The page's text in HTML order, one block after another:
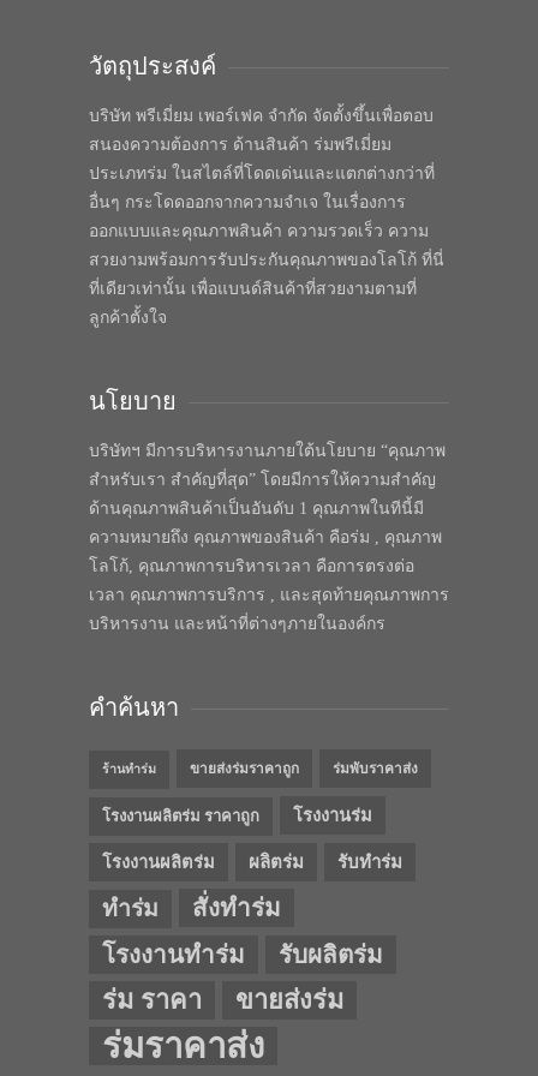
วัตถุประสงค์
บริษัท พรีเมี่ยม เพอร์เฟค จำกัด จัดตั้งขึ้นเพื่อตอบ
สนองความต้องการ ด้านสินค้า ร่มพรีเมี่ยม
ประเภทร่ม ในสไตล์ที่โดดเด่นและแตกต่างกว่าที่
อื่นๆ กระโดดออกจากความจำเจ ในเรื่องการ
ออกแบบและคุณภาพสินค้า ความรวดเร็ว ความ
สวยงามพร้อมการรับประกันคุณภาพของโลโก้ ที่นี่
ที่เดียวเท่านั้น เพื่อแบนด์สินค้าที่สวยงามตามที่
ลูกค้าตั้งใจ
นโยบาย
บริษัทฯ มีการบริหารงานภายใต้นโยบาย “คุณภาพ
สำหรับเรา สำคัญที่สุด” โดยมีการให้ความสำคัญ
ด้านคุณภาพสินค้าเป็นอันดับ 1 คุณภาพในทีนี้มี
ความหมายถึง คุณภาพของสินค้า คือร่ม , คุณภาพ
โลโก้, คุณภาพการบริหารเวลา คือการตรงต่อ
เวลา คุณภาพการบริการ , และสุดท้ายคุณภาพการ
บริหารงาน และหน้าที่ต่างๆภายในองค์กร
คำค้นหา
ร้านทำร่ม ขายส่งร่มราคาถูก ร่มพับราคาส่ง
โรงงานผลิตร่ม ราคาถูก โรงงานร่ม
โรงงานผลิตร่ม ผลิตร่ม รับทำร่ม
ทำร่ม
สั่งทำร่ม
โรงงานทำร่ม
รับผลิตร่ม
ร่ม ราคา ขายส่งร่ม
ร่มราคาส่ง